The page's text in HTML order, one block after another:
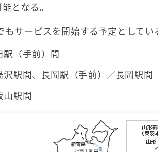
となる。
サービスを開始する予定としてい
（手前）間
駅間、長岡駅（手前）／長岡駅間
駅間